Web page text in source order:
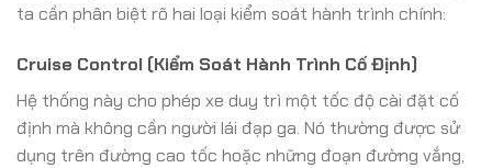
ta cần phân biệt rõ hai loại kiểm soát hành trình chính:
Cruise Control (Kiểm Soát Hành Trình Cố Định)
Hệ thống này cho phép xe duy trì một tốc độ cài đặt cố
định mà không cần người lái đạp ga. Nó thường được sử
dụng trên đường cao tốc hoặc những đoạn đường vắng,